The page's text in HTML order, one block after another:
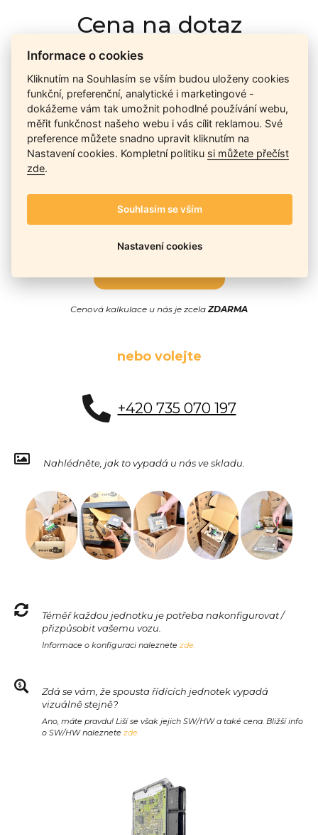
Cena na dotaz
Ceny závisí na množství kusů skladem, dostupnosti náhrad,
výkonnosti a atypičnosti daného modelu. Pokusíme se
nabídnout aktuálněnejlepší cenu , a Vy si vyberete, co je pro
Vás nejvýhodnější.
Telefon / Email
Cenová kalkulace u nás je zcelaZDARMA
nebo volejte
+420 735 070 197
Nahlédněte, jak to vypadá u nás ve skladu.
Téměř každou jednotku je potřeba nakonfigurovat /
přizpůsobit vašemu vozu.
Informace o konfiguraci naleznete zde.
Zdá se vám, že spousta řídících jednotek vypadá
vizuálně stejně?
Ano, máte pravdu! Liší se však jejich SW/HW a také cena. Bližší info
o SW/HW naleznete zde.
Informace o cookies
Kliknutím na Souhlasím se vším budou uloženy cookies
funkční, preferenční, analytické i marketingové -
dokážeme vám tak umožnit pohodlné používání webu,
měřit funkčnost našeho webu i vás cílit reklamou. Své
preference můžete snadno upravit kliknutím na
Nastavení cookies. Kompletní politiku si můžete přečíst
zde.
Souhlasím se vším
Nastavení cookies